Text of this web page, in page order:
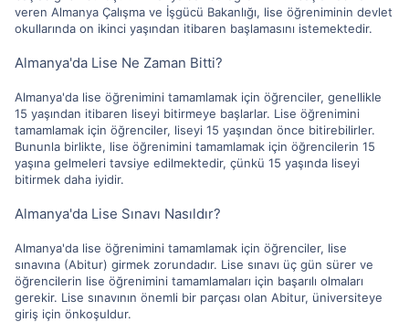
veren Almanya Çalışma ve İşgücü Bakanlığı, lise öğreniminin devlet
okullarında on ikinci yaşından itibaren başlamasını istemektedir.
Almanya'da Lise Ne Zaman Bitti?
Almanya'da lise öğrenimini tamamlamak için öğrenciler, genellikle
15 yaşından itibaren liseyi bitirmeye başlarlar. Lise öğrenimini
tamamlamak için öğrenciler, liseyi 15 yaşından önce bitirebilirler.
Bununla birlikte, lise öğrenimini tamamlamak için öğrencilerin 15
yaşına gelmeleri tavsiye edilmektedir, çünkü 15 yaşında liseyi
bitirmek daha iyidir.
Almanya'da Lise Sınavı Nasıldır?
Almanya'da lise öğrenimini tamamlamak için öğrenciler, lise
sınavına (Abitur) girmek zorundadır. Lise sınavı üç gün sürer ve
öğrencilerin lise öğrenimini tamamlamaları için başarılı olmaları
gerekir. Lise sınavının önemli bir parçası olan Abitur, üniversiteye
giriş için önkoşuldur.